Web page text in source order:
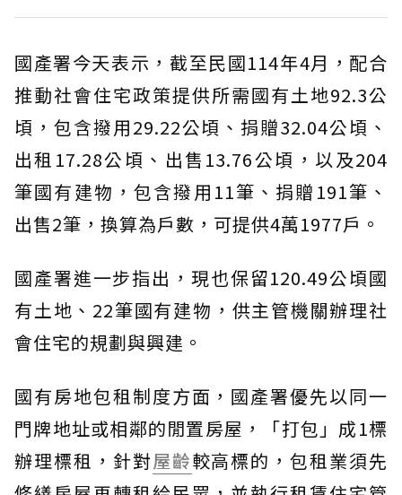
國產署今天表示，截至民國114年4月，配合
推動社會住宅政策提供所需國有土地92.3公
頃，包含撥用29.22公頃、捐贈32.04公頃、
出租17.28公頃、出售13.76公頃，以及204
筆國有建物，包含撥用11筆、捐贈191筆、
出售2筆，換算為戶數，可提供4萬1977戶。
國產署進一步指出，現也保留120.49公頃國
有土地、22筆國有建物，供主管機關辦理社
會住宅的規劃與興建。
國有房地包租制度方面，國產署優先以同一
門牌地址或相鄰的閒置房屋，「打包」成1標
辦理標租，針對屋齡較高標的，包租業須先